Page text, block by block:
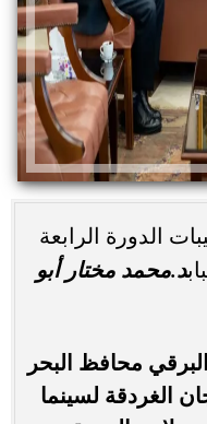
الدورة الرابعة
د.محمد مختار أبو
محافظ البحر
الغردقة لسينما